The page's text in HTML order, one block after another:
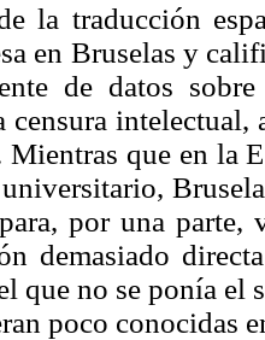
la traducción
en Bruselas y
de datos
censura
que en la
por una
demasiado
que no se ponía el
poco conocidas